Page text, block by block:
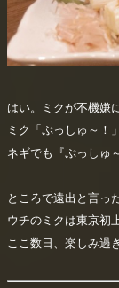
はい。ミクが不機嫌
ミク「ぷっしゅ～！」
ネギでも『ぷっしゅ
ところで遠出と言っ
ウチのミクは東京初
ここ数日、楽しみ過